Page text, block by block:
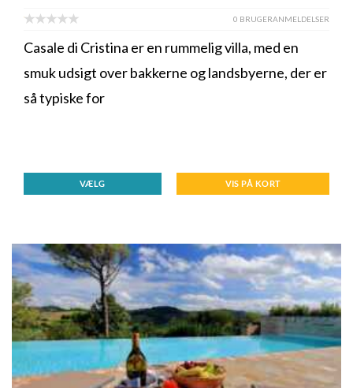
0 BRUGERANMELDELSER
Casale di Cristina er en rummelig villa, med en
smuk udsigt over bakkerne og landsbyerne, der er
så typiske for
VÆLG VIS PÅ KORT